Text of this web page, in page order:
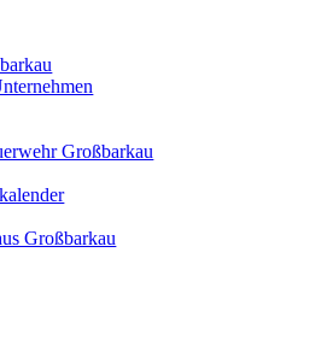
Großbarkau
Großbarkau